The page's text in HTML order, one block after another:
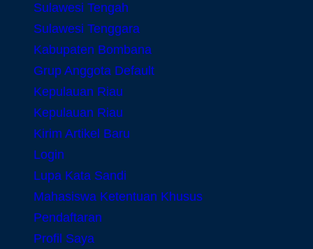
Sulawesi Tengah
Sulawesi Tenggara
Kabupaten Bombana
Grup Anggota Default
Kepulauan Riau
Kepulauan Riau
Kirim Artikel Baru
Login
Lupa Kata Sandi
Mahasiswa Ketentuan Khusus
Pendaftaran
Profil Saya